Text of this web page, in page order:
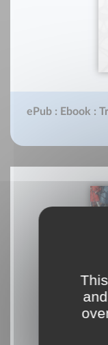
ePub : Ebook :